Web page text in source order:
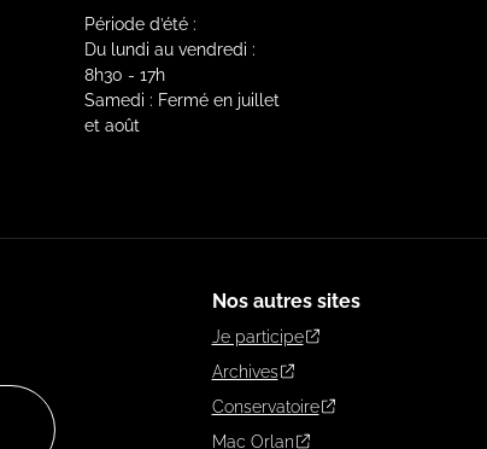
Période d’été :
Du lundi au vendredi :
8h30 - 17h
Samedi : Fermé en juillet
et août
Nos autres sites
Je participe
Archives
Conservatoire
Mac Orlan